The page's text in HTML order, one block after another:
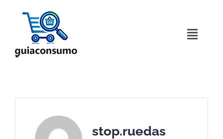
contenido
Toggle
Acerca de
Directorio
stop.ruedas